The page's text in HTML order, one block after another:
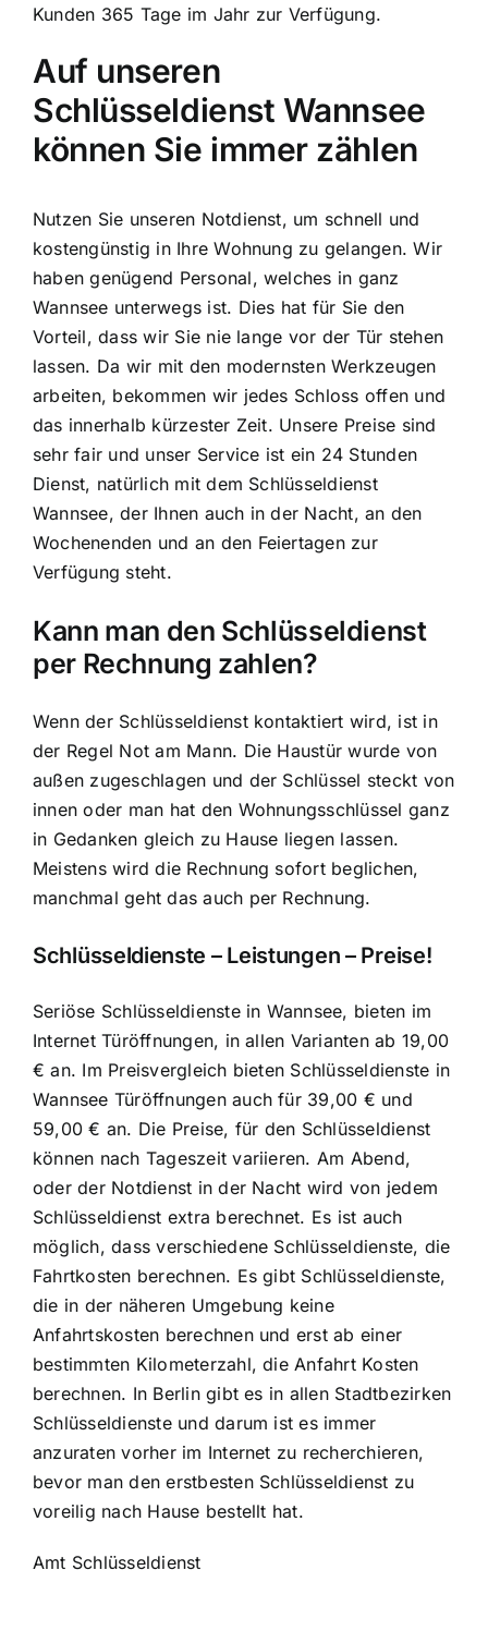
Kunden 365 Tage im Jahr zur Verfügung.
Auf unseren
Schlüsseldienst Wannsee
können Sie immer zählen
Nutzen Sie unseren Notdienst, um schnell und
kostengünstig in Ihre Wohnung zu gelangen. Wir
haben genügend Personal, welches in ganz
Wannsee unterwegs ist. Dies hat für Sie den
Vorteil, dass wir Sie nie lange vor der Tür stehen
lassen. Da wir mit den modernsten Werkzeugen
arbeiten, bekommen wir jedes Schloss offen und
das innerhalb kürzester Zeit. Unsere Preise sind
sehr fair und unser Service ist ein 24 Stunden
Dienst, natürlich mit dem Schlüsseldienst
Wannsee, der Ihnen auch in der Nacht, an den
Wochenenden und an den Feiertagen zur
Verfügung steht.
Kann man den Schlüsseldienst
per Rechnung zahlen?
Wenn der Schlüsseldienst kontaktiert wird, ist in
der Regel Not am Mann. Die Haustür wurde von
außen zugeschlagen und der Schlüssel steckt von
innen oder man hat den Wohnungsschlüssel ganz
in Gedanken gleich zu Hause liegen lassen.
Meistens wird die Rechnung sofort beglichen,
manchmal geht das auch per Rechnung.
Schlüsseldienste – Leistungen – Preise!
Seriöse Schlüsseldienste in Wannsee, bieten im
Internet Türöffnungen, in allen Varianten ab 19,00
€ an. Im Preisvergleich bieten Schlüsseldienste in
Wannsee Türöffnungen auch für 39,00 € und
59,00 € an. Die Preise, für den Schlüsseldienst
können nach Tageszeit variieren. Am Abend,
oder der Notdienst in der Nacht wird von jedem
Schlüsseldienst extra berechnet. Es ist auch
möglich, dass verschiedene Schlüsseldienste, die
Fahrtkosten berechnen. Es gibt Schlüsseldienste,
die in der näheren Umgebung keine
Anfahrtskosten berechnen und erst ab einer
bestimmten Kilometerzahl, die Anfahrt Kosten
berechnen. In Berlin gibt es in allen Stadtbezirken
Schlüsseldienste und darum ist es immer
anzuraten vorher im Internet zu recherchieren,
bevor man den erstbesten Schlüsseldienst zu
voreilig nach Hause bestellt hat.
Amt Schlüsseldienst